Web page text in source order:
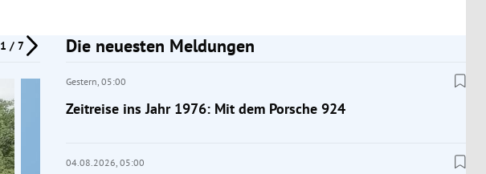
1 / 7 Die neuesten Meldungen
Gestern, 05:00
Zeitreise ins Jahr 1976: Mit dem Porsche 924
04.08.2026, 05:00